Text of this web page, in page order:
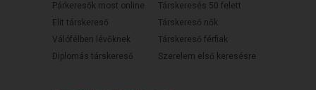
Párkeresők most online
Elit társkereső
Válófélben lévőknek
Diplomás társkereső
Társkeresés 50 felett
Társkereső nők
Társkereső férfiak
Szerelem első keresésre